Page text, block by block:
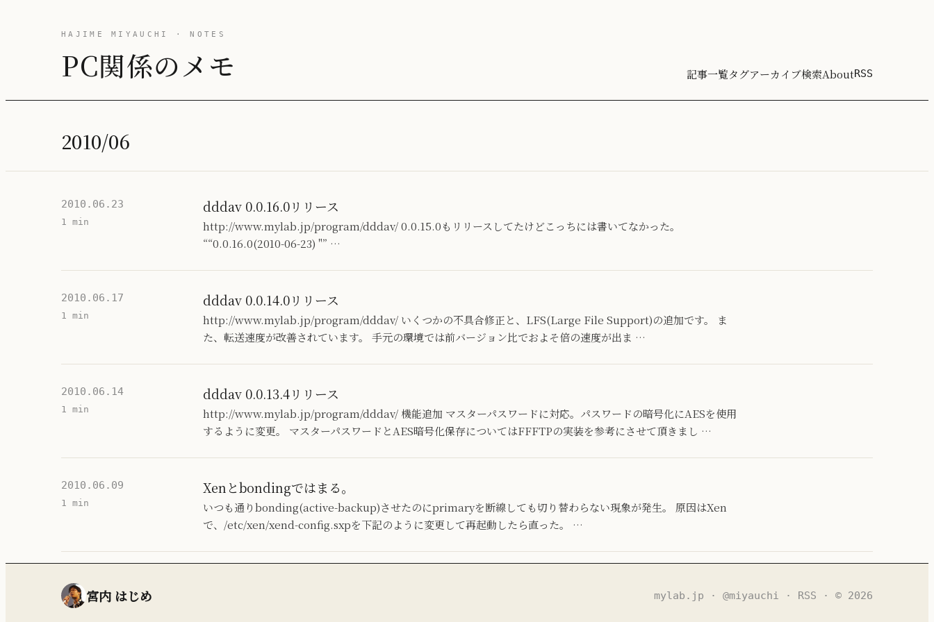
HAJIME MIYAUCHI · NOTES
PC関係のメモ 記事一覧タグアーカイブ検索AboutRSS
2010/06
2010.06.23
1 min
dddav 0.0.16.0リリース
http://www.mylab.jp/program/dddav/ 0.0.15.0もリリースしてたけどこっちには書いてなかった。
““0.0.16.0(2010-06-23) "” …
2010.06.17
1 min
dddav 0.0.14.0リリース
http://www.mylab.jp/program/dddav/ いくつかの不具合修正と、LFS(Large File Support)の追加です。 ま
た、転送速度が改善されています。 手元の環境では前バージョン比でおよそ倍の速度が出ま …
2010.06.14
1 min
dddav 0.0.13.4リリース
http://www.mylab.jp/program/dddav/ 機能追加 マスターパスワードに対応。パスワードの暗号化にAESを使用
するように変更。 マスターパスワードとAES暗号化保存についてはFFFTPの実装を参考にさせて頂きまし …
2010.06.09
1 min
Xenとbondingではまる。
いつも通りbonding(active-backup)させたのにprimaryを断線しても切り替わらない現象が発生。 原因はXen
で、/etc/xen/xend-config.sxpを下記のように変更して再起動したら直った。 …
宮内 はじめ mylab.jp · @miyauchi · RSS · © 2026